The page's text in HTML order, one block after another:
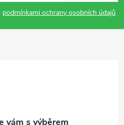
podmínkami ochrany osobních údajů